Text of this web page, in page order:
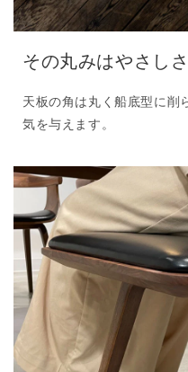
その丸みはやさし
天板の角は丸く船底型に削
気を与えます。